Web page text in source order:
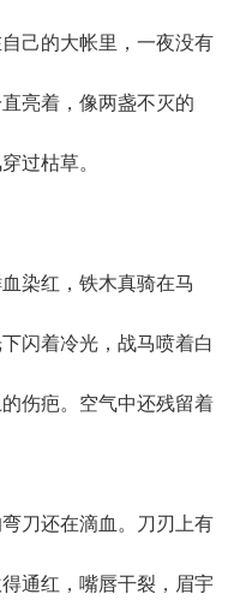
己的大帐里，一夜没有
亮着，像两盏不灭的
过枯草。
染红，铁木真骑在马
闪着冷光，战马喷着白
伤疤。空气中还残留着
刀还在滴血。刀刃上有
通红，嘴唇干裂，眉宇